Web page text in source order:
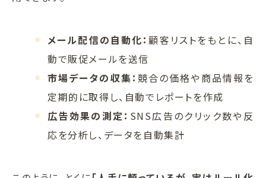
メール配信の自動化：顧客リストをもとに、自
動で販促メールを送信
市場データの収集： 競合の価格や商品情報を
定期的に取得し、自動でレポートを作成
広告効果の測定： SNS広告のクリック数や反
応を分析し、データを自動集計